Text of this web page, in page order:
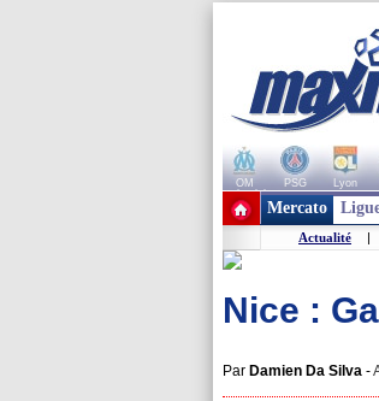
OM PSG Lyon
+ de clubs
Mercato
Actualité |
Nice :
Par Damien Da Silva -